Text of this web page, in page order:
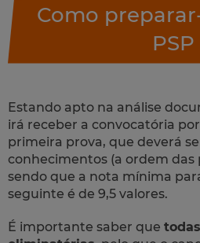
Como
PSP
Estando apto na análise
irá receber a convocatória
primeira prova, que deverá
conhecimentos (a ordem das
sendo que a nota mínima
seguinte é de 9,5 valores.
É importante saber que